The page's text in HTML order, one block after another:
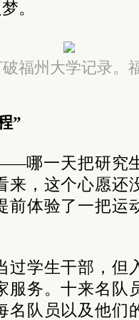
。
福州大学记录。
”
哪一天把研究
来，这个心愿还
前体验了一把运
过学生干部，但
服务。十来名队
名队员以及他们